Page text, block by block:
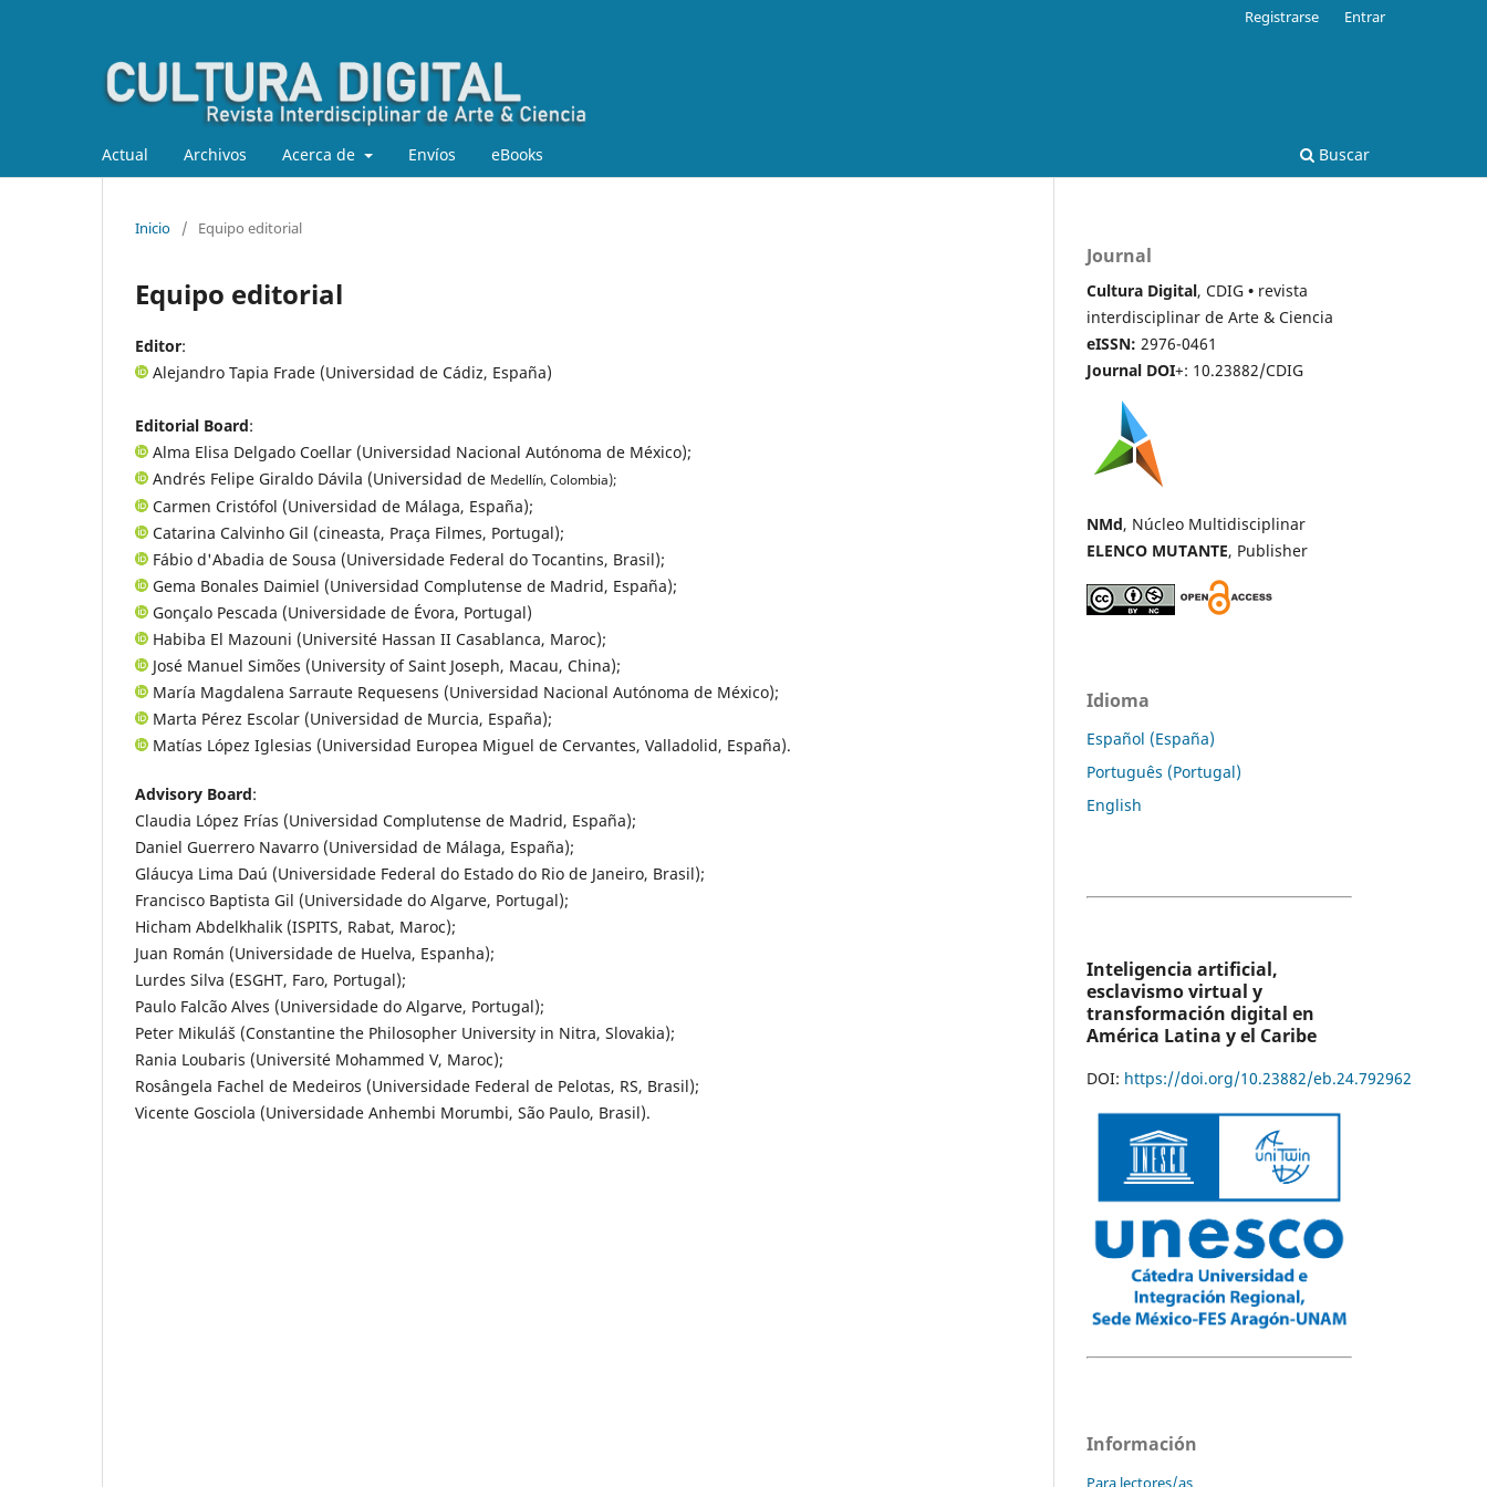
Actual Archivos Acerca de Envíos eBooks Buscar
Registrarse Entrar
Inicio / Equipo editorial
Equipo editorial
Editor:
Alejandro Tapia Frade (Universidad de Cádiz, España)
Editorial Board:
Alma Elisa Delgado Coellar (Universidad Nacional Autónoma de México);
Andrés Felipe Giraldo Dávila (Universidad de Medellín, Colombia);
Carmen Cristófol (Universidad de Málaga, España);
Catarina Calvinho Gil (cineasta, Praça Filmes, Portugal);
Fábio d'Abadia de Sousa (Universidade Federal do Tocantins, Brasil);
Gema Bonales Daimiel (Universidad Complutense de Madrid, España);
Gonçalo Pescada (Universidade de Évora, Portugal)
Habiba El Mazouni (Université Hassan II Casablanca, Maroc);
José Manuel Simões (University of Saint Joseph, Macau, China);
María Magdalena Sarraute Requesens (Universidad Nacional Autónoma de México);
Marta Pérez Escolar (Universidad de Murcia, España);
Matías López Iglesias (Universidad Europea Miguel de Cervantes, Valladolid, España).
Advisory Board:
Claudia López Frías (Universidad Complutense de Madrid, España);
Daniel Guerrero Navarro (Universidad de Málaga, España);
Gláucya Lima Daú (Universidade Federal do Estado do Rio de Janeiro, Brasil);
Francisco Baptista Gil (Universidade do Algarve, Portugal);
Hicham Abdelkhalik (ISPITS, Rabat, Maroc);
Juan Román (Universidade de Huelva, Espanha);
Lurdes Silva (ESGHT, Faro, Portugal);
Paulo Falcão Alves (Universidade do Algarve, Portugal);
Peter Mikuláš (Constantine the Philosopher University in Nitra, Slovakia);
Rania Loubaris (Université Mohammed V, Maroc);
Rosângela Fachel de Medeiros (Universidade Federal de Pelotas, RS, Brasil);
Vicente Gosciola (Universidade Anhembi Morumbi, São Paulo, Brasil).
Journal
Cultura Digital, CDIG • revista
interdisciplinar de Arte & Ciencia
eISSN: 2976-0461
Journal DOI+: 10.23882/CDIG
NMd, Núcleo Multidisciplinar
ELENCO MUTANTE, Publisher
Idioma
Español (España)
Português (Portugal)
English
Inteligencia artificial,
esclavismo virtual y
transformación digital en
América Latina y el Caribe
DOI: https://doi.org/10.23882/eb.24.792962
Información
Para lectores/as